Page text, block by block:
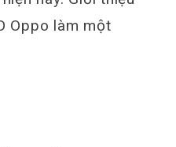
Oppo làm một